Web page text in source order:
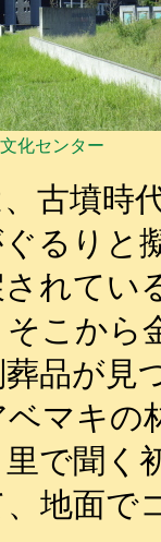
化センター
古墳時
るりと
れてい
こから
品が見
マキの
で聞く
地面で